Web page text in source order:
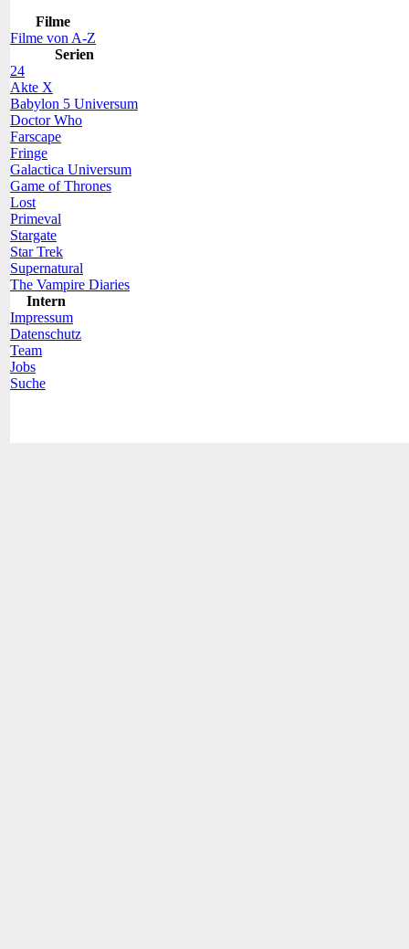
Filme
Filme von A-Z
Serien
24
Akte X
Babylon 5 Universum
Doctor Who
Farscape
Fringe
Galactica Universum
Game of Thrones
Lost
Primeval
Stargate
Star Trek
Supernatural
The Vampire Diaries
Intern
Impressum
Datenschutz
Team
Jobs
Suche